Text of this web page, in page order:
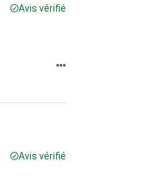
Avis vérifié
Avis vérifié